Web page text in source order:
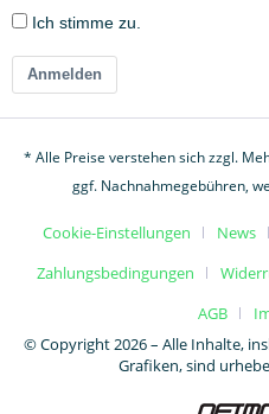
Ich stimme zu.
Anmelden
* Alle Preise verstehen sich zzgl.
ggf. Nachnahmegebühren,
Cookie-Einstellungen News
Zahlungsbedingungen
AGB
© Copyright 2026 – Alle Inhalte,
Grafiken, sind